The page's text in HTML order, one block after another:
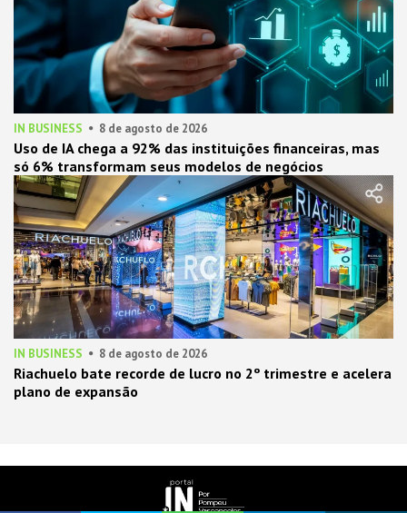
IN BUSINESS 8 de agosto de 2026
Uso de IA chega a 92% das instituições financeiras, mas
só 6% transformam seus modelos de negócios
IN BUSINESS 8 de agosto de 2026
Riachuelo bate recorde de lucro no 2º trimestre e acelera
plano de expansão